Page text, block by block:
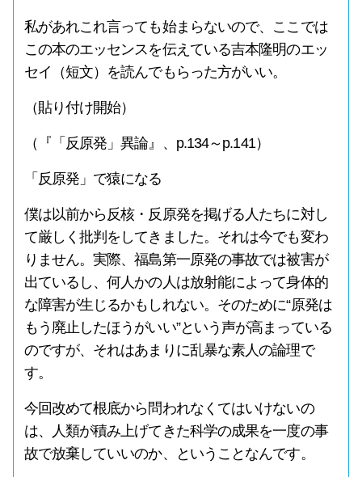
私があれこれ言っても始まらないので、ここでは
この本のエッセンスを伝えている吉本隆明のエッ
セイ（短文）を読んでもらった方がいい。
（貼り付け開始）
（『「反原発」異論』、p.134～p.141）
「反原発」で猿になる
僕は以前から反核・反原発を掲げる人たちに対し
て厳しく批判をしてきました。それは今でも変わ
りません。実際、福島第一原発の事故では被害が
出ているし、何人かの人は放射能によって身体的
な障害が生じるかもしれない。そのために“原発は
もう廃止したほうがいい”という声が高まっている
のですが、それはあまりに乱暴な素人の論理で
す。
今回改めて根底から問われなくてはいけないの
は、人類が積み上げてきた科学の成果を一度の事
故で放棄していいのか、ということなんです。